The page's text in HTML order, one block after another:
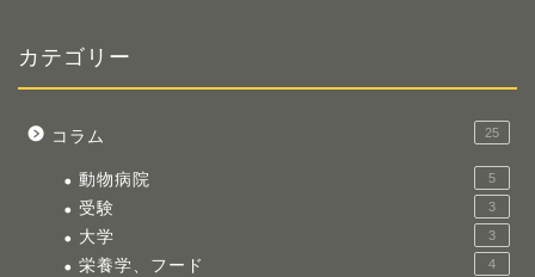
カテゴリー
コラム 25
動物病院 5
受験 3
大学 3
栄養学、フード 4